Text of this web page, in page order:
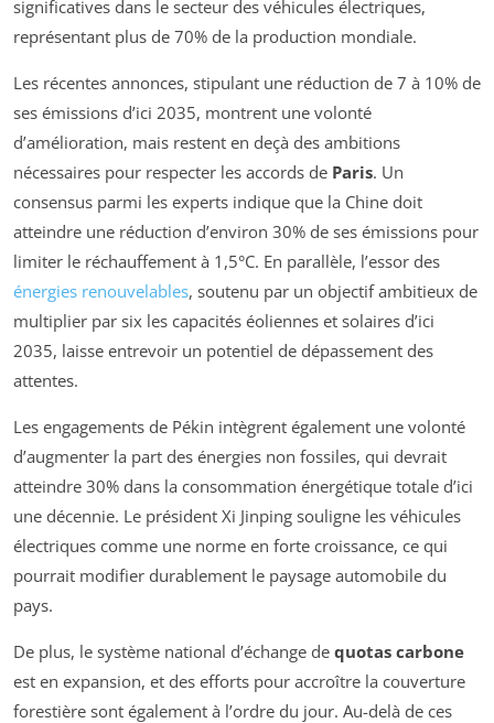
significatives dans le secteur des véhicules électriques,
représentant plus de 70% de la production mondiale.
Les récentes annonces, stipulant une réduction de 7 à 10% de
ses émissions d’ici 2035, montrent une volonté
d’amélioration, mais restent en deçà des ambitions
nécessaires pour respecter les accords de Paris. Un
consensus parmi les experts indique que la Chine doit
atteindre une réduction d’environ 30% de ses émissions pour
limiter le réchauffement à 1,5°C. En parallèle, l’essor des
énergies renouvelables, soutenu par un objectif ambitieux de
multiplier par six les capacités éoliennes et solaires d’ici
2035, laisse entrevoir un potentiel de dépassement des
attentes.
Les engagements de Pékin intègrent également une volonté
d’augmenter la part des énergies non fossiles, qui devrait
atteindre 30% dans la consommation énergétique totale d’ici
une décennie. Le président Xi Jinping souligne les véhicules
électriques comme une norme en forte croissance, ce qui
pourrait modifier durablement le paysage automobile du
pays.
De plus, le système national d’échange de quotas carbone
est en expansion, et des efforts pour accroître la couverture
forestière sont également à l’ordre du jour. Au-delà de ces